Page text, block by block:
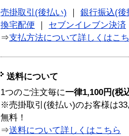
売掛取引(後払い)
銀行振込(後
換宅配便
セブンイレブン決済
⇒支払方法について詳しくはこ
送料について
1つのご注文毎に一律1,100円(税
※売掛取引(後払い)のお客様は
無料！
⇒送料について詳しくはこちら